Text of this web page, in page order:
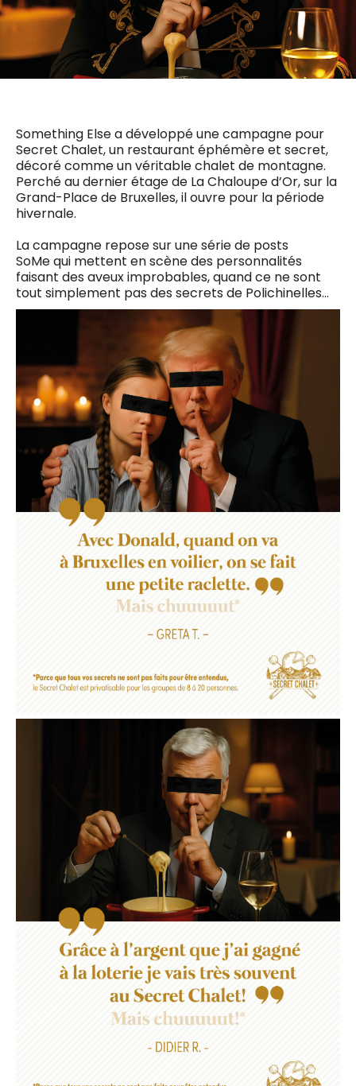
Something Else a développé une campagne pour
Secret Chalet, un restaurant éphémère et secret,
décoré comme un véritable chalet de montagne.
Perché au dernier étage de La Chaloupe d’Or, sur la
Grand-Place de Bruxelles, il ouvre pour la période
hivernale.
La campagne repose sur une série de posts
SoMe qui mettent en scène des personnalités
faisant des aveux improbables, quand ce ne sont
tout simplement pas des secrets de Polichinelles…
0498 88 64 89
f.bouchar@mm.be
Chief Editor
Griet Byl
Chief Editor
Damien Lemaire
0477 37 31 65
d.lemaire@mm.be
VALIDER
NOTRE CONTENU DIGITAL :
5 x week
MM e - News
1 x week
MM Brunch
1 x week
MM Tech
10 x year
MM Best of
Research
10 x year
4 x year
MM Magazine
(digital)
Des questions ?